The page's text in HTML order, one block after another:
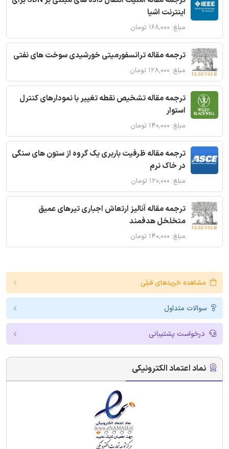
اینترنت اشیا
مبلغ: ۱۶۸,۰۰۰ تومان
ترجمه مقاله ترانسفورمیتی خورشیدی سوخت های نفتی
مبلغ: ۱۲۸,۰۰۰ تومان
ترجمه مقاله تشخیص نقطه تغییر با نمودارهای کنترل
استوار
مبلغ: ۱۴۰,۰۰۰ تومان
ترجمه مقاله ظرفیت باربری یک گروه از ستون های سنگی
در خاک نرم
مبلغ: ۱۲۰,۰۰۰ تومان
ترجمه مقاله آنالیز ارتعاش اجباری تیرهای عمیق
متخلخل هدفمند
مبلغ: ۱۴۰,۰۰۰ تومان
مشاهده خریدهای قبلی
سوالات متداول
درخواست پشتیبانی
نماد اعتماد الکترونیکی